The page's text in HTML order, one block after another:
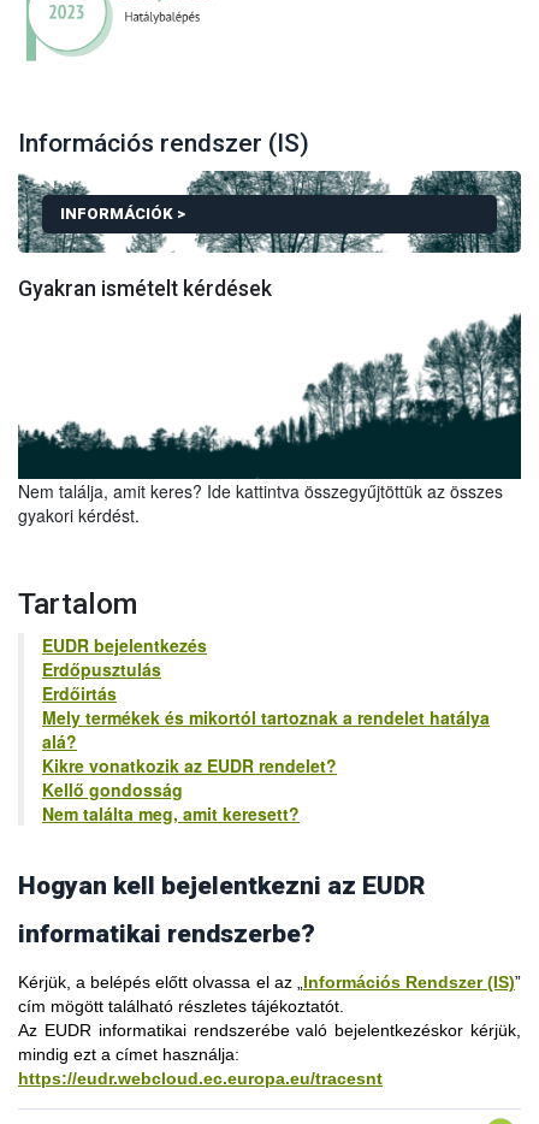
Információs rendszer (IS)
INFORMÁCIÓK >
TOVÁBBI INFORMÁCIÓK A KELLŐ GONDOSSÁGI
Gyakran ismételt kérdések
Nem találja, amit keres? Ide kattintva összegyűjtöttük az összes
gyakori kérdést.
Tartalom
EUDR bejelentkezés
Erdőpusztulás
Erdőirtás
Mely termékek és mikortól tartoznak a rendelet hatálya
alá?
Kikre vonatkozik az EUDR rendelet?
Kellő gondosság
Nem találta meg, amit keresett?
Hogyan kell bejelentkezni az EUDR
informatikai rendszerbe?
Kérjük, a belépés előtt olvassa el az „Információs Rendszer (IS)”
cím mögött található részletes tájékoztatót.
Az EUDR informatikai rendszerébe való bejelentkezéskor kérjük,
mindig ezt a címet használja:
https://eudr.webcloud.ec.europa.eu/tracesnt
Ez az oldal kifejezetten az EUDR rendszerbe történő
oldalról nem lehet bejelentkezni az EUDR IS-be!
Az EUDR informatikai rendszerbe való regisztráció során, a
nagy valószínűséggel nem az EUDR rendszerbe regisztrált.
Fontos, hogy az EUDR rendszer honlapjának bal felső
sarkában mindig az „EUDR” felirat legyen látható:
Ha a bal felső sarokban ehhez hasonló, például „IMSOC”
Fontos, hogy az EU Login azonosítóval többféle uniós
alkalmazásba is be tud jelentkezni, hasonlóan ahhoz,
ahogyan a magyarországi KAÜ-s (ügyfélkapus)
azonosításnál egyetlen belépéssel több szolgáltatás is
Az „erdőirtásmentes” fogalommeghatározás (2. cikk 13.b) - a
fa áruk és termékek vonatkozásában - kifejezetten az
erdőpusztulásra utal, mely követelmény akkor teljesül, ha a fát
„2020. december 31. után úgy termelték ki az erdőből, hogy
azzal nem okoztak erdőpusztulást”. Az „okozásra” való
hivatkozás okozati összefüggést teremt a fakitermelés és az
erdőpusztulás folyamata között.
Ez azt a tényt tükrözi, hogy az erdőkre más folyamatok is